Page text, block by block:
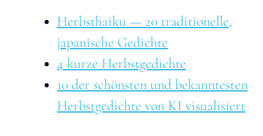
Herbsthaiku — 20 traditionelle,
japanische Gedichte
4 kurze Herbstgedichte
10 der schönsten und bekanntesten
Herbstgedichte von KI visualisiert